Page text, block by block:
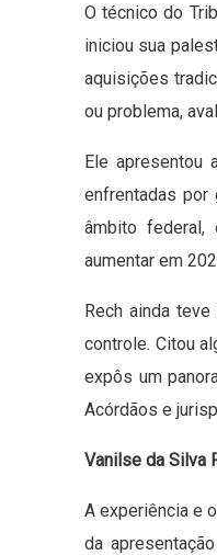
O técnico do
iniciou sua
aquisições
ou problema,
Ele apresentou
enfrentadas por
âmbito federal,
aumentar em
Rech ainda
controle. Citou
expôs um
Acórdãos e
Vanilse da Silva
A experiência e
da